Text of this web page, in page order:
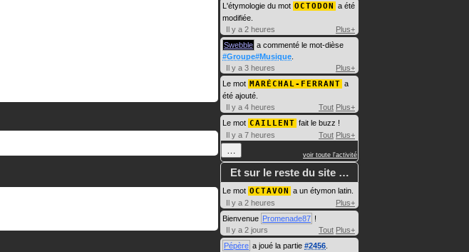
L'étymologie du mot OCTODON a été
modifiée.
Il y a 2 heures
Plus+
Swebble a commenté le mot-dièse
#Groupe#Musique
Il y a 3 heures
Plus+
Le mot MARÉCHAL-FERRANT a
été ajouté.
Il y a 4 heures
Tout Plus+
Le mot CAILLENT fait le buzz !
Il y a 7 heures
Tout Plus+
… voir toute l'activité
Et sur le reste du site …
Le mot OCTAVON a un étymon latin.
Il y a 2 heures
Plus+
Bienvenue Promenade87 !
Il y a 2 jours
Tout Plus+
Pépère a joué la partie #2456